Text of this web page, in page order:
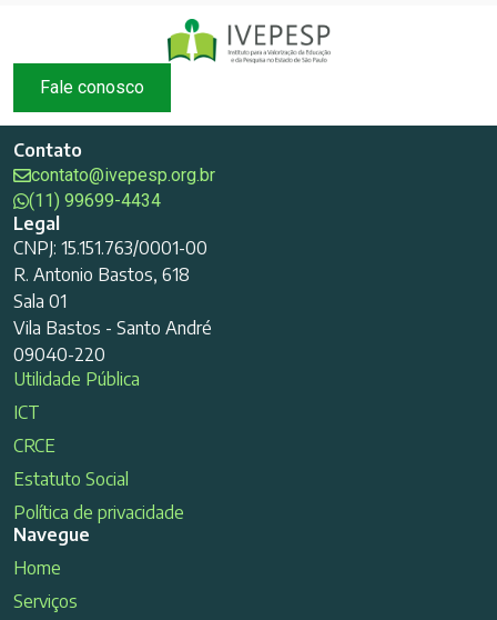
Fale conosco
Contato
contato@ivepesp.org.br
(11) 99699-4434
Legal
CNPJ: 15.151.763/0001-00
R. Antonio Bastos, 618
Sala 01
Vila Bastos - Santo André
09040-220
Utilidade Pública
ICT
CRCE
Estatuto Social
Política de privacidade
Navegue
Home
Serviços